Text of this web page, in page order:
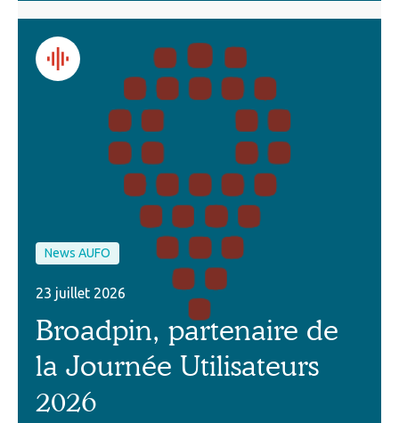
News AUFO
23 juillet 2026
Broadpin, partenaire de
la Journée Utilisateurs
2026